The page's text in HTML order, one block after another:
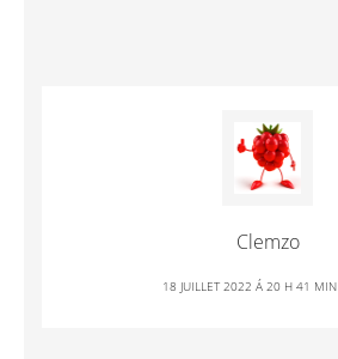
Clemzo
18 JUILLET 2022 Á 20 H 41 MIN